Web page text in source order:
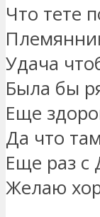
Что тете
Удача
Была бы
Еще
Да что
Еще раз с
Желаю